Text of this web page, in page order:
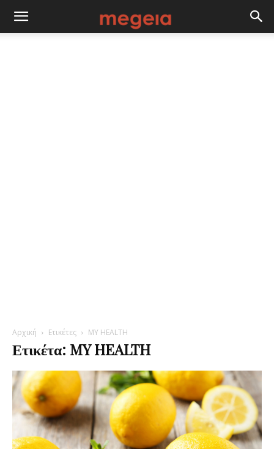
Αρχική Ετικέτες MY HEALTH
Ετικέτα: MY HEALTH